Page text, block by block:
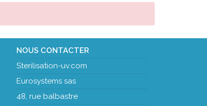
NOUS CONTACTER
Sterilisation-uv.com
Eurosystems sas
48, rue balbastre